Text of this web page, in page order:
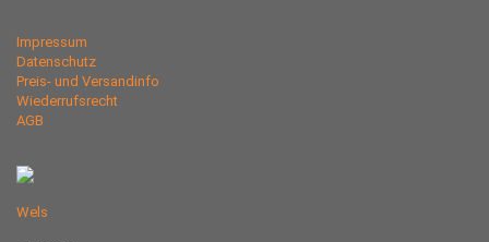
Impressum
Datenschutz
Preis- und Versandinfo
Wiederrufsrecht
AGB
Wels